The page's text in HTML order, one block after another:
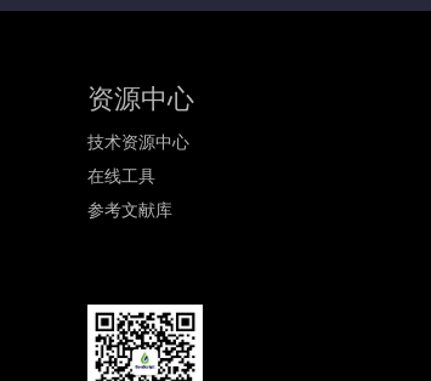
资源中心
技术资源中心
在线工具
参考文献库